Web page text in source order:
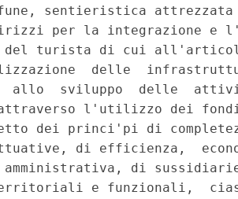
sentieristica
per la integrazione e
turista di cui
delle
allo  sviluppo  delle
l'utilizzo dei
dei princi'pi di
di efficienza,
amministrativa, di
e funzionali,